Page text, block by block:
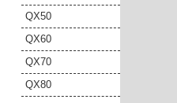
QX50
QX60
QX70
QX80